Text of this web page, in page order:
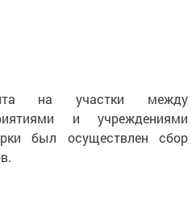
на участки между
и учреждениями
был осуществлен сбор